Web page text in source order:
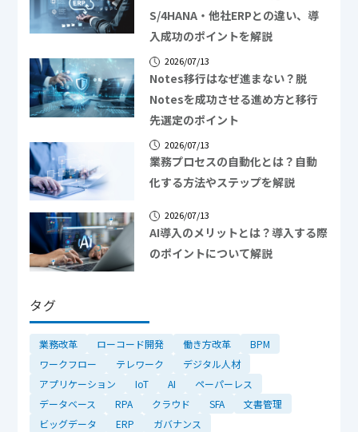
S/4HANA・他社ERPとの違い、導
入成功のポイントを解説
2026/07/13
Notes移行はなぜ進まない？脱
Notesを成功させる進め方と移行
先選定のポイント
2026/07/13
業務プロセスの自動化とは？自動
化する方法やステップを解説
2026/07/13
AI導入のメリットとは？導入する際
のポイントについて解説
タグ
業務改革 ローコード開発 働き方改革
BPM
ワークフロー
テレワーク
デジタル人材
アプリケーション
IoT AI
ペーパーレス
データベース
RPA クラウド SFA
文書管理
ビッグデータ
ERP ガバナンス